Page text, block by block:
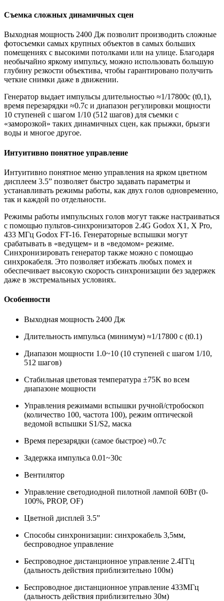
Съемка сложных динамичных сцен
Выходная мощность 2400 Дж позволит производить сложные
фотосъемки самых крупных объектов в самых больших
помещениях с высокими потолками или на улице. Благодаря
необычайно яркому импульсу, можно использовать большую
глубину резкости объектива, чтобы гарантировано получить
четкие снимки даже в движении.
Генератор выдает импульсы длительностью ≈1/17800с (t0,1),
время перезарядки ≈0.7с и диапазон регулировки мощности
10 ступеней с шагом 1/10 (512 шагов) для съемки с
«заморозкой» таких динамичных сцен, как прыжки, брызги
воды и многое другое.
Интуитивно понятное управление
Интуитивно понятное меню управления на ярком цветном
дисплеем 3.5” позволяет быстро задавать параметры и
устанавливать режимы работы, как двух голов одновременно,
так и каждой по отдельности.
Режимы работы импульсных голов могут также настраиваться
с помощью пультов-синхронизаторов 2.4G Godox X1, X Pro,
433 МГц Godox FT-16. Генераторные вспышки могут
срабатывать в «ведущем» и в «ведомом» режиме.
Синхронизировать генератор также можно с помощью
синхрокабеля. Это позволяет избежать любых помех и
обеспечивает высокую скорость синхронизации без задержек
даже в экстремальных условиях.
Особенности
Выходная мощность 2400 Дж
Длительность импульса (минимум) ≈1/17800 с (t0.1)
Диапазон мощности 1.0~10 (10 ступеней с шагом 1/10,
512 шагов)
Стабильная цветовая температура ±75K во всем
диапазоне мощности
Управления режимами вспышки ручной/стробоскоп
(количество 100, частота 100), режим оптической
ведомой вспышки S1/S2, маска
Время перезарядки (самое быстрое) ≈0.7с
Задержка импульса 0.01~30с
Вентилятор
Управление светодиодной пилотной лампой 60Вт (0-
100%, PROP, OF)
Цветной дисплей 3.5”
Способы синхронизации: синхрокабель 3,5мм,
беспроводное управление
Беспроводное дистанционное управление 2.4ГГц
(дальность действия приблизительно 100м)
Беспроводное дистанционное управление 433МГц
(дальность действия приблизительно 30м)